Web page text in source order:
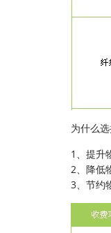
为什么
1、提升
2、降低
3、节约